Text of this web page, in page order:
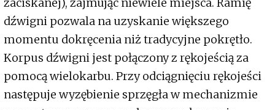
zaciskanej), zajmując niewiele miejsca. Ramię
dźwigni pozwala na uzyskanie większego
momentu dokręcenia niż tradycyjne pokrętło.
Korpus dźwigni jest połączony z rękojeścią za
pomocą wielokarbu. Przy odciągnięciu rękojeści
następuje wyzębienie sprzęgła w mechanizmie